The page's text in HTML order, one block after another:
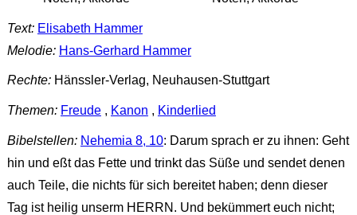
Text: Elisabeth Hammer
Melodie: Hans-Gerhard Hammer
Rechte:Hänssler-Verlag, Neuhausen-Stuttgart
Themen: Freude, Kanon , Kinderlied
Bibelstellen: Nehemia 8, 10: Darum sprach er zu ihnen: Geht
hin und eßt das Fette und trinkt das Süße und sendet denen
auch Teile, die nichts für sich bereitet haben; denn dieser
Tag ist heilig unserm HERRN. Und bekümmert euch nicht;